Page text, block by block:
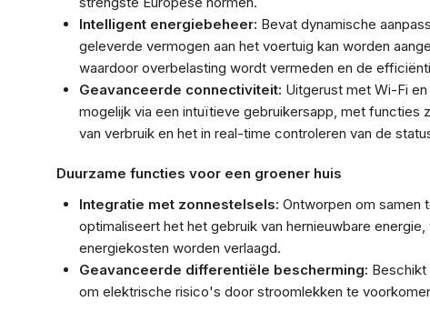
Intelligent energiebeheer: Bevat dynamische
geleverde vermogen aan het voertuig kan worden
waardoor overbelasting wordt vermeden en de
Geavanceerde connectiviteit: Uitgerust met Wi-Fi
mogelijk via een intuïtieve gebruikersapp, met functies
van verbruik en het in real-time controleren van de
Duurzame functies voor een groener huis
Integratie met zonnestelsels: Ontworpen om samen
optimaliseert het het gebruik van hernieuwbare
energiekosten worden verlaagd.
Geavanceerde differentiële bescherming: Beschikt
om elektrische risico's door stroomlekken te